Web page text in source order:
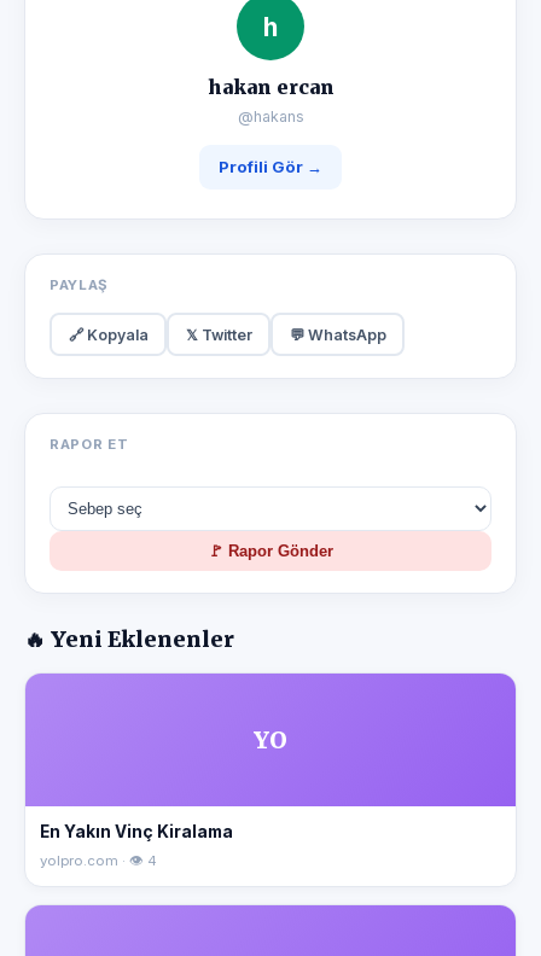
h
hakan ercan
@hakans
Profili Gör →
PAYLAŞ
🔗 Kopyala 𝕏 Twitter 💬 WhatsApp
RAPOR ET
🚩 Rapor Gönder
🔥 Yeni Eklenenler
YO
En Yakın Vinç Kiralama
yolpro.com · 👁 4